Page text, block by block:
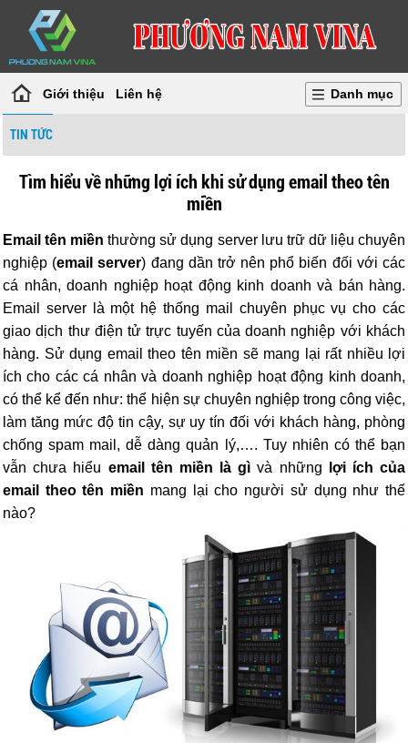
Giới thiệu Liên hệ Danh mục
TIN TỨC
Tìm hiểu về những lợi ích khi sử dụng email theo tên
miền
Email tên miền thường sử dụng server lưu trữ dữ liệu chuyên
nghiệp (email server) đang dần trở nên phổ biến đối với các
cá nhân, doanh nghiệp hoạt động kinh doanh và bán hàng.
Email server là một hệ thống mail chuyên phục vụ cho các
giao dịch thư điện tử trực tuyến của doanh nghiệp với khách
hàng. Sử dụng email theo tên miền sẽ mang lại rất nhiều lợi
ích cho các cá nhân và doanh nghiệp hoạt động kinh doanh,
có thể kể đến như: thể hiện sự chuyên nghiệp trong công việc,
làm tăng mức độ tin cậy, sự uy tín đối với khách hàng, phòng
chống spam mail, dễ dàng quản lý,…. Tuy nhiên có thể bạn
vẫn chưa hiểu email tên miền là gì và những
lợi ích của
email theo tên miền mang lại cho người sử dụng như thế
nào?